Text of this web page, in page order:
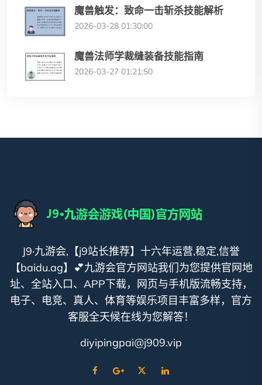
魔兽触发：致命一击斩杀技能解析
2026-03-28 01:30:00
魔兽法师学裁缝装备技能指南
2026-03-27 01:21:50
J9·九游会,【j9站长推荐】十六年运营,稳定,信誉
【baidu.ag】💕九游会官方网站我们为您提供官网地
址、全站入口、APP下载，网页与手机版流畅支持，
电子、电竞、真人、体育等娱乐项目丰富多样，官方
客服全天候在线为您解答！
diyipingpai@j909.vip